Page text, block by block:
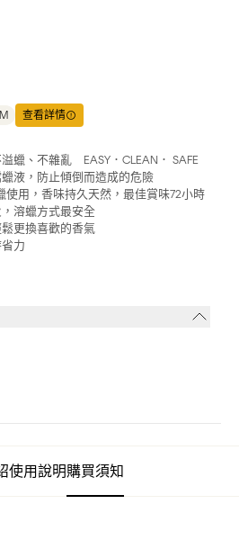
查看詳情
蠟、不雜亂 EASY．CLEAN． SAFE
液，防止傾倒而造成的危險
使用，香味持久天然，最佳賞味72小時
溶蠟方式最安全
更換喜歡的香氣
力
使用說明購買須知